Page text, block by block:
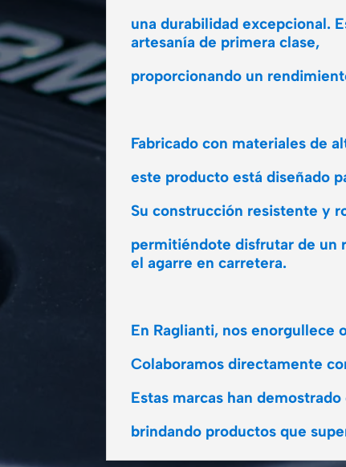
una durabilidad excepcional.
artesanía de primera clase,
proporcionando un
Fabricado con materiales de
este producto está diseñado
Su construcción resistente y
permitiéndote disfrutar de un
el agarre en carretera.
En Raglianti, nos enorgullece
Colaboramos directamente
Estas marcas han
brindando productos que